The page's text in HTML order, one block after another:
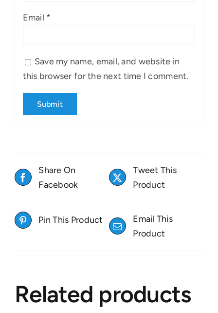
Email *
Save my name, email, and website in
this browser for the next time I comment.
Share On
Facebook
Tweet This
Product
Pin This Product
Email This
Product
Related products